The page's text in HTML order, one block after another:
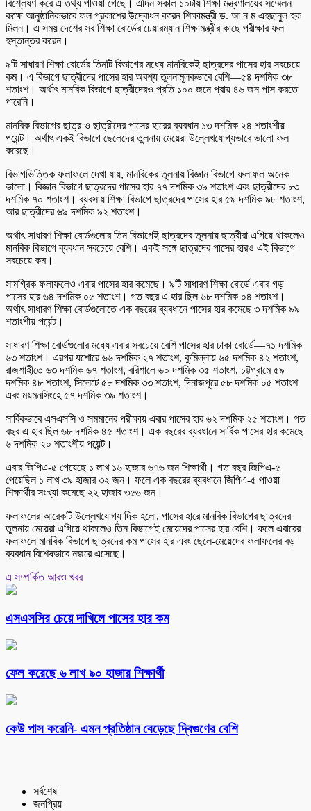
বিশ্লেষণ করে এ তথ্য পাওয়া গেছে। এদিন সকাল ১০টায় শিক্ষা মন্ত্রণালয়ের সম্মেলন
কক্ষে আনুষ্ঠানিকভাবে ফল প্রকাশের উদ্বোধন করেন শিক্ষামন্ত্রী ড. আ ন ম এহছানুল হক
মিলন। এ সময় দেশের সব শিক্ষা বোর্ডের চেয়ারম্যান শিক্ষামন্ত্রীর কাছে পরীক্ষার ফল
হস্তান্তর করেন।
৯টি সাধারণ শিক্ষা বোর্ডের তিনটি বিভাগের মধ্যে মানবিকেই ছাত্রদের পাসের হার সবচেয়ে
কম। এ বিভাগে ছাত্রীদের পাসের হার অবশ্য তুলনামূলকভাবে বেশি—৫৪ দশমিক ৩৮
শতাংশ। অর্থাৎ মানবিক বিভাগে ছাত্রীদেরও প্রতি ১০০ জনে প্রায় ৪৬ জন পাস করতে
পারেনি।
মানবিক বিভাগের ছাত্র ও ছাত্রীদের পাসের হারের ব্যবধান ১৩ দশমিক ২৪ শতাংশীয়
পয়েন্ট। অর্থাৎ একই বিভাগে ছেলেদের তুলনায় মেয়েরা উল্লেখযোগ্যভাবে ভালো ফল
করেছে।
বিভাগভিত্তিক ফলাফলে দেখা যায়, মানবিকের তুলনায় বিজ্ঞান বিভাগে ফলাফল অনেক
ভালো। বিজ্ঞান বিভাগে ছাত্রদের পাসের হার ৭৭ দশমিক ৩৯ শতাংশ এবং ছাত্রীদের ৮৩
দশমিক ৭০ শতাংশ। ব্যবসায় শিক্ষা বিভাগে ছাত্রদের পাসের হার ৫৯ দশমিক ৯৮ শতাংশ,
আর ছাত্রীদের ৬৯ দশমিক ৯২ শতাংশ।
অর্থাৎ সাধারণ শিক্ষা বোর্ডগুলোর তিন বিভাগেই ছাত্রদের তুলনায় ছাত্রীরা এগিয়ে থাকলেও
মানবিক বিভাগে ব্যবধান সবচেয়ে বেশি। একই সঙ্গে ছাত্রদের পাসের হারও এই বিভাগে
সবচেয়ে কম।
সামগ্রিক ফলাফলেও এবার পাসের হার কমেছে। ৯টি সাধারণ শিক্ষা বোর্ডে এবার গড়
পাসের হার ৬৪ দশমিক ০৫ শতাংশ। গত বছর এ হার ছিল ৬৮ দশমিক ০৪ শতাংশ।
অর্থাৎ সাধারণ শিক্ষা বোর্ডগুলোতে এক বছরের ব্যবধানে পাসের হার কমেছে ৩ দশমিক ৯৯
শতাংশীয় পয়েন্ট।
সাধারণ শিক্ষা বোর্ডগুলোর মধ্যে এবার সবচেয়ে বেশি পাসের হার ঢাকা বোর্ডে—৭১ দশমিক
৬৩ শতাংশ। এরপর যশোরে ৬৬ দশমিক ২৭ শতাংশ, কুমিল্লায় ৬৫ দশমিক ৪২ শতাংশ,
রাজশাহীতে ৬৩ দশমিক ৬৭ শতাংশ, বরিশালে ৬০ দশমিক ৩৫ শতাংশ, চট্টগ্রামে ৫৯
দশমিক ৪৮ শতাংশ, সিলেটে ৫৮ দশমিক ৩৩ শতাংশ, দিনাজপুরে ৫৮ দশমিক ০৫ শতাংশ
এবং ময়মনসিংহে ৫৭ দশমিক ৩৯ শতাংশ।
সার্বিকভাবে এসএসসি ও সমমানের পরীক্ষায় এবার পাসের হার ৬২ দশমিক ২৫ শতাংশ। গত
বছর এ হার ছিল ৬৮ দশমিক ৪৫ শতাংশ। এক বছরের ব্যবধানে সার্বিক পাসের হার কমেছে
৬ দশমিক ২০ শতাংশীয় পয়েন্ট।
এবার জিপিএ-৫ পেয়েছে ১ লাখ ১৬ হাজার ৬৭৬ জন শিক্ষার্থী। গত বছর জিপিএ-৫
পেয়েছিল ১ লাখ ৩৯ হাজার ৩২ জন। ফলে এক বছরের ব্যবধানে জিপিএ-৫ পাওয়া
শিক্ষার্থীর সংখ্যা কমেছে ২২ হাজার ৩৫৬ জন।
ফলাফলের আরেকটি উল্লেখযোগ্য দিক হলো, পাসের হারে মানবিক বিভাগের ছাত্রদের
তুলনায় মেয়েরা এগিয়ে থাকলেও তিন বিভাগেই মেয়েদের পাসের হার বেশি। ফলে এবারের
ফলাফলে মানবিক বিভাগে ছাত্রদের কম পাসের হার এবং ছেলে-মেয়েদের ফলাফলের বড়
ব্যবধান বিশেষভাবে নজরে এসেছে।
এ সম্পর্কিত আরও খবর
এসএসসির চেয়ে দাখিলে পাসের হার কম
ফেল করেছে ৬ লাখ ৯০ হাজার শিক্ষার্থী
কেউ পাস করেনি- এমন প্রতিষ্ঠান বেড়েছে দ্বিগুণের বেশি
সর্বশেষ
জনপ্রিয়